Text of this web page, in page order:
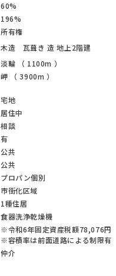
60%
196%
所有権
木造 瓦葺き 造 地上2階建
淡輪 （ 1100m ）
岬 （ 3900m ）
宅地
居住中
相談
有
公共
公共
プロパン個別
市街化区域
1種住居
食器洗浄乾燥機
※令和6年固定資産税額78,076円
※容積率は前面道路による制限有
仲介